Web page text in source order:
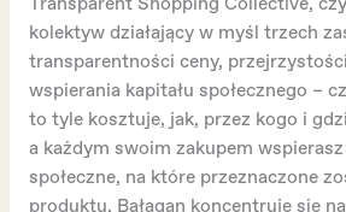
kolektyw działający w myśl trzech
transparentności ceny,
wspierania kapitału społecznego –
to tyle kosztuje, jak, przez kogo i
a każdym swoim zakupem
społeczne, na które przeznaczone